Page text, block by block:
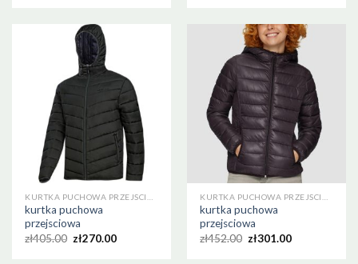
kurtka puchowa
przejsciowa
zł405.00 zł270.00
kurtka puchowa
przejsciowa
zł452.00 zł301.00